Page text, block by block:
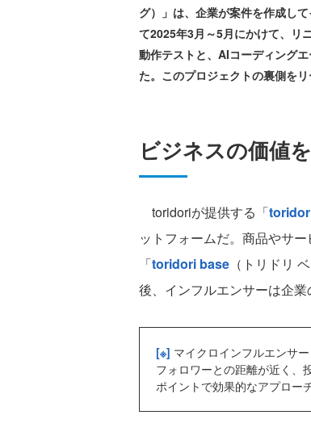
グ）」は、企業が案件を作成し
て2025年3月～5月にかけて、リ
動作テストと、AIコーディング
た。このプロジェクトの裏側を
ビジネスの価値
toridoriが提供する「
ットフォームだ。商品やサ
「toridori base （トリドリ
後、インフルエンサーは企
[※] マイクロインフルエンサ
フォロワーとの距離が近く、
ポイントで効果的なアプロー